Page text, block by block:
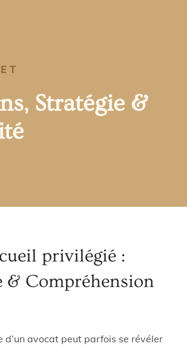
Stratégie &
privilégié :
& Compréhension
d’un avocat peut parfois se révéler